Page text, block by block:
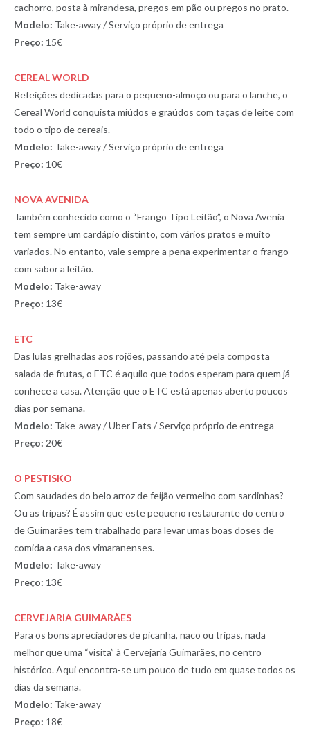
cachorro, posta à mirandesa, pregos em pão ou pregos no prato.
Modelo: Take-away / Serviço próprio de entrega
Preço: 15€
CEREAL WORLD
Refeições dedicadas para o pequeno-almoço ou para o lanche, o
Cereal World conquista miúdos e graúdos com taças de leite com
todo o tipo de cereais.
Modelo: Take-away / Serviço próprio de entrega
Preço: 10€
NOVA AVENIDA
Também conhecido como o “Frango Tipo Leitão”, o Nova Avenia
tem sempre um cardápio distinto, com vários pratos e muito
variados. No entanto, vale sempre a pena experimentar o frango
com sabor a leitão.
Modelo: Take-away
Preço: 13€
ETC
Das lulas grelhadas aos rojões, passando até pela composta
salada de frutas, o ETC é aquilo que todos esperam para quem já
conhece a casa. Atenção que o ETC está apenas aberto poucos
dias por semana.
Modelo: Take-away / Uber Eats / Serviço próprio de entrega
Preço: 20€
O PESTISKO
Com saudades do belo arroz de feijão vermelho com sardinhas?
Ou as tripas? É assim que este pequeno restaurante do centro
de Guimarães tem trabalhado para levar umas boas doses de
comida a casa dos vimaranenses.
Modelo: Take-away
Preço: 13€
CERVEJARIA GUIMARÃES
Para os bons apreciadores de picanha, naco ou tripas, nada
melhor que uma “visita” à Cervejaria Guimarães, no centro
histórico. Aqui encontra-se um pouco de tudo em quase todos os
dias da semana.
Modelo: Take-away
Preço: 18€